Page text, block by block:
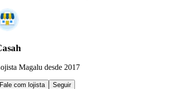
Magalu desde 2017
Fale com lojista Seguir